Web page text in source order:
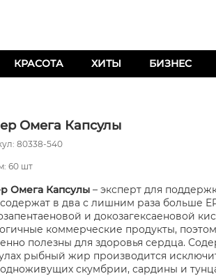
КРАСОТА ХИТЫ БИЗНЕС
Омега Капсулы
80338-540
60 шт
Омега Капсулы– эксперт для
в два с лишним раза больше
и докозагексаеновой
коммерческие продукты,
полезны для здоровья сердца.
рыбный жир производится
скумбрии, сардины и